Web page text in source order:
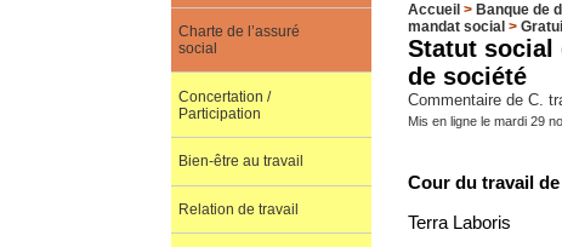
Accueil > Banque de
mandat social >
Statut social
de société
Commentaire de C.
Mis en ligne le mardi 29
Cour du travail de
Terra Laboris
Charte de l’assuré
social
Concertation /
Participation
Bien-être au travail
Relation de travail